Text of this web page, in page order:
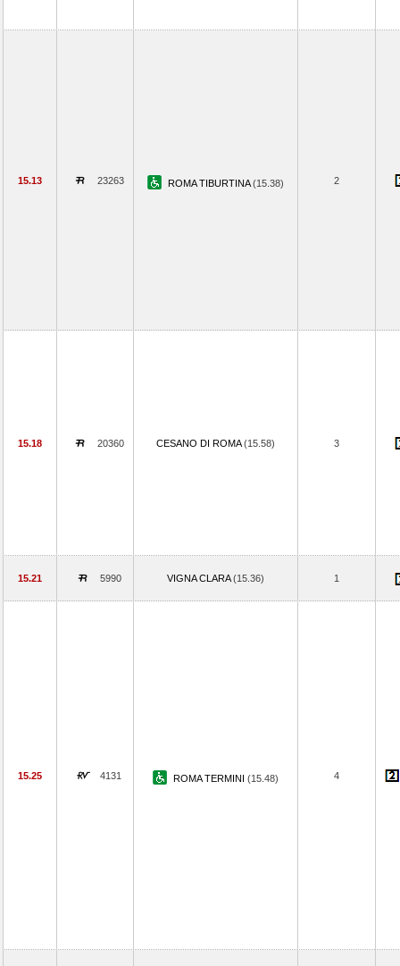
15.13 23263 ROMA TIBURTINA(15.38) 2
15.18 20360 CESANO DI ROMA(15.58) 3
15.21 5990 VIGNA CLARA(15.36) 1
15.25 4131 ROMA TERMINI (15.48) 4